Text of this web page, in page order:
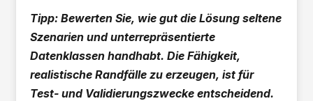
Tipp: Bewerten Sie, wie gut die Lösung seltene
Szenarien und unterrepräsentierte
Datenklassen handhabt. Die Fähigkeit,
realistische Randfälle zu erzeugen, ist für
Test- und Validierungszwecke entscheidend.